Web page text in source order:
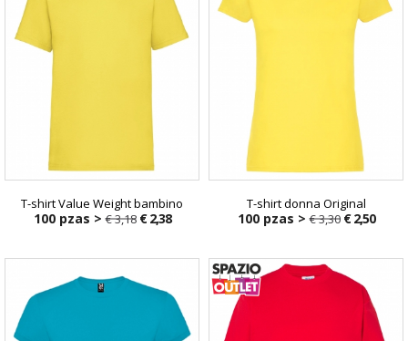
T-shirt Value Weight bambino
100 pzas >€ 3,18 € 2,38
T-shirt donna Original
100 pzas >€ 3,30 € 2,50